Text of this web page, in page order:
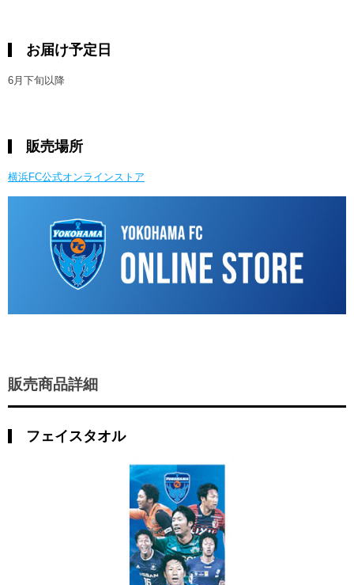
お届け予定日
6月下旬以降
販売場所
横浜FC公式オンラインストア
販売商品詳細
フェイスタオル